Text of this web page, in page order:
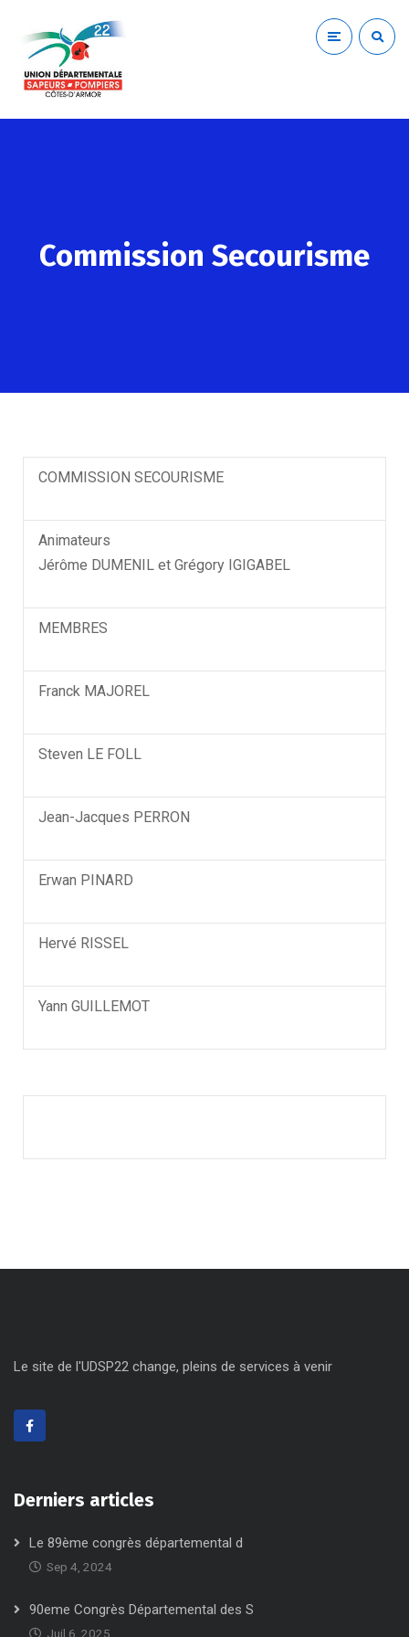
Commission Secourisme
COMMISSION SECOURISME
Animateurs
Jérôme DUMENIL et Grégory IGIGABEL
MEMBRES
Franck MAJOREL
Steven LE FOLL
Jean-Jacques PERRON
Erwan PINARD
Hervé RISSEL
Yann GUILLEMOT
Le site de l'UDSP22 change, pleins de services à venir
Derniers articles
Le 89ème congrès départemental d
Sep 4, 2024
90eme Congrès Départemental des S
Juil 6, 2025